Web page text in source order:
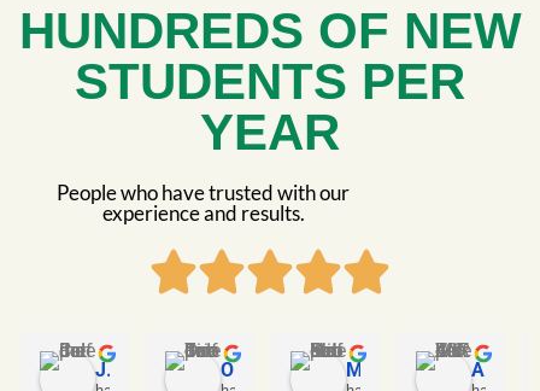
HUNDREDS OF NEW
STUDENTS PER
YEAR
People who have trusted with our
experience and results.
Jaime C. Oriol Timoneda C. ANA VILLORA O.